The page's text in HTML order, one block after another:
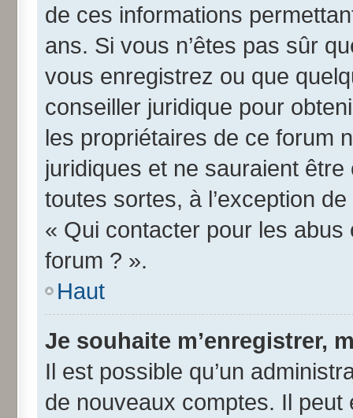
de ces informations
ans. Si vous n’êtes pas sûr
vous enregistrez ou que
conseiller juridique pour
les propriétaires de ce forum
juridiques et ne sauraient
toutes sortes, à l’exception
« Qui contacter pour les
forum ? ».
Haut
Je souhaite m’enregistrer,
Il est possible qu’un
de nouveaux comptes. Il